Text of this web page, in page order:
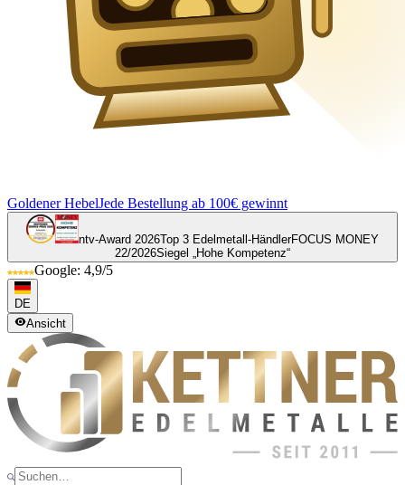
Goldener HebelJede Bestellung ab 100€ gewinnt
ntv-Award 2026Top 3 Edelmetall-HändlerFOCUS MONEY
22/2026Siegel „Hohe Kompetenz“
Google: 4,9/5
DE
Ansicht